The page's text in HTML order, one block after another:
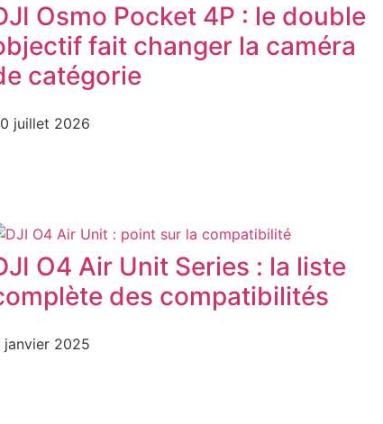
Osmo Pocket 4P : le double
fait changer la caméra
catégorie
juillet 2026
O4 Air Unit Series : la liste
des compatibilités
janvier 2025